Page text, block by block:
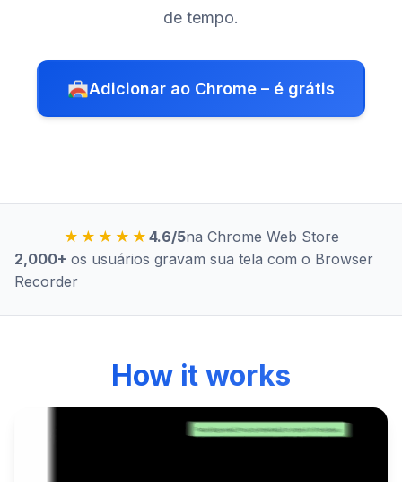
de tempo.
Adicionar ao Chrome – é grátis
★★★★★ 4.6/5na Chrome Web Store
2,000+ os usuários gravam sua tela com o Browser
Recorder
How it works